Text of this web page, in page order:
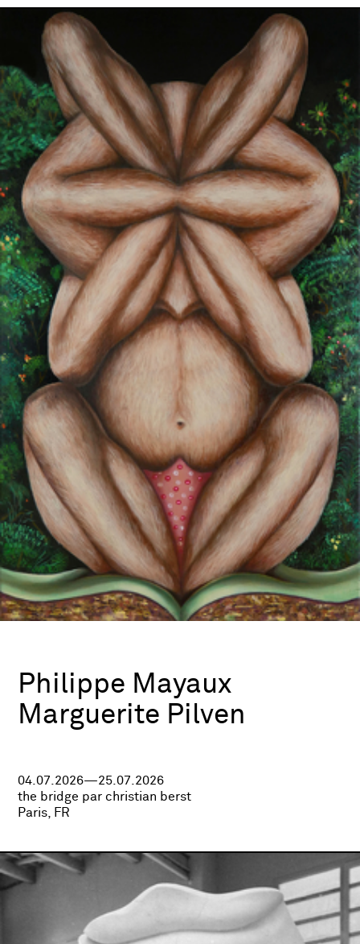
Philippe Mayaux
Marguerite Pilven
04.07.2026—25.07.2026
the bridge par christian berst
Paris, FR